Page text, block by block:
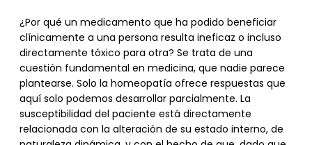
¿Por qué un medicamento que ha podido beneficiar
clínicamente a una persona resulta ineficaz o incluso
directamente tóxico para otra? Se trata de una
cuestión fundamental en medicina, que nadie parece
plantearse. Solo la homeopatía ofrece respuestas que
aquí solo podemos desarrollar parcialmente. La
susceptibilidad del paciente está directamente
relacionada con la alteración de su estado interno, de